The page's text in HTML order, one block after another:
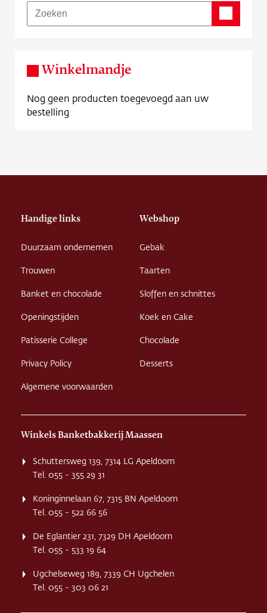
Winkelmandje
Nog geen producten toegevoegd aan uw
bestelling
Handige links
Duurzaam ondernemen
Trouwen
Banket en chocolade
Openingstijden
Patisserie College
Privacy Policy
Algemene voorwaarden
Webshop
Gebak
Taarten
Sloffen en schnittes
Koek en Cake
Chocolade
Desserts
Winkels Banketbakkerij Maassen
Schuttersweg 139, 7314 LG Apeldoorn
Tel. 055 - 355 29 31
Koninginnelaan 67, 7315 BN Apeldoorn
Tel. 055 - 522 66 56
De Eglantier 231, 7329 DH Apeldoorn
Tel. 055 - 533 19 64
Ugchelseweg 189, 7339 CH Ugchelen
Tel. 055 - 303 06 21